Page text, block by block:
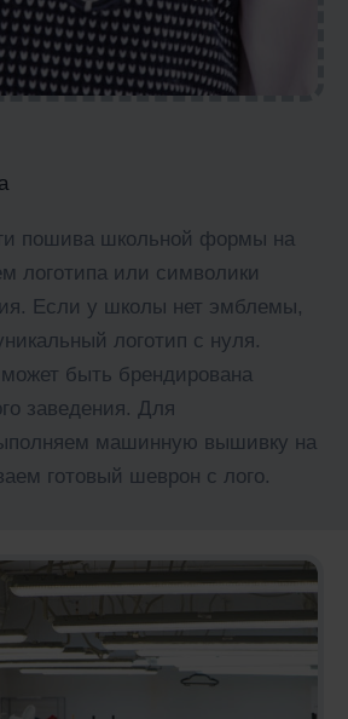
пошива школьной формы на
логотипа или символики
Если у школы нет эмблемы,
логотип с нуля.
быть брендирована
заведения. Для
машинную вышивку на
готовый шеврон с лого.